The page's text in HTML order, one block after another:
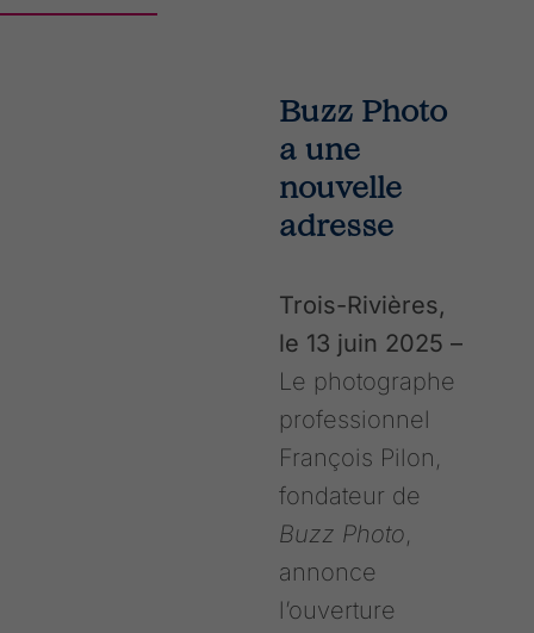
Buzz Photo
a une
nouvelle
adresse
Trois-Rivières,
le 13 juin 2025 –
Le photographe
professionnel
François Pilon,
fondateur de
Buzz Photo,
annonce
l’ouverture